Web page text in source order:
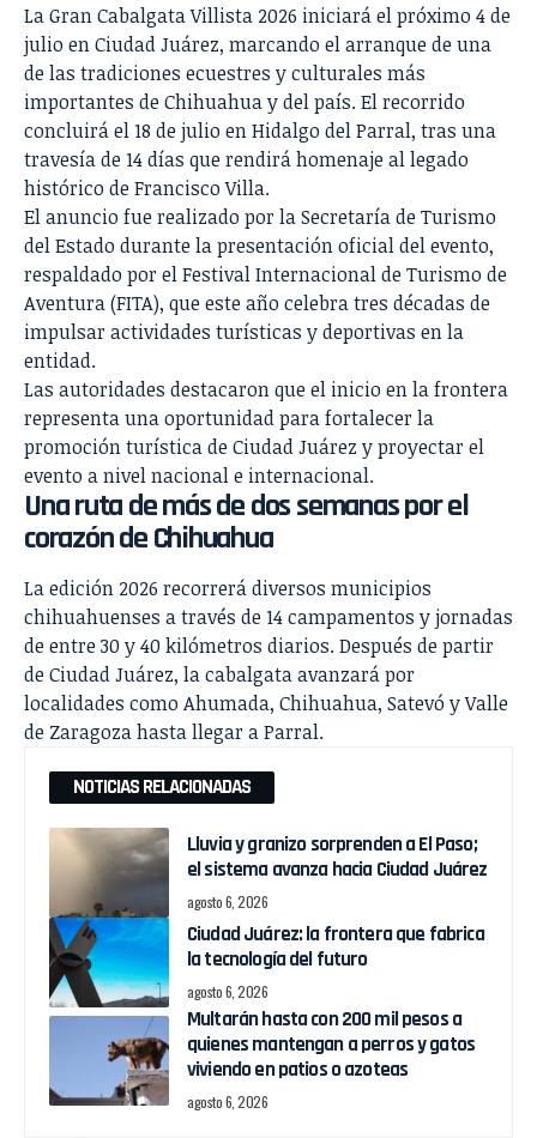
La Gran Cabalgata Villista 2026 iniciará el próximo 4 de
julio en Ciudad Juárez, marcando el arranque de una
de las tradiciones ecuestres y culturales más
importantes de Chihuahua y del país. El recorrido
concluirá el 18 de julio en Hidalgo del Parral, tras una
travesía de 14 días que rendirá homenaje al legado
histórico de Francisco Villa.
El anuncio fue realizado por la Secretaría de Turismo
del Estado durante la presentación oficial del evento,
respaldado por elFestival Internacional de Turismo de
Aventura (FITA), que este año celebra tres décadas de
impulsar actividades turísticas y deportivas en la
entidad.
Las autoridades destacaron que el inicio en la frontera
representa una oportunidad para fortalecer la
promoción turística de Ciudad Juárez y proyectar el
evento a nivel nacional e internacional.
Una ruta de más de dos semanas por el
corazón de Chihuahua
La edición 2026 recorrerá diversos municipios
chihuahuenses a través de 14 campamentos y jornadas
de entre 30 y 40 kilómetros diarios. Después de partir
de Ciudad Juárez, la cabalgata avanzará por
localidades como Ahumada, Chihuahua, Satevó y Valle
de Zaragoza hasta llegar a Parral.
NOTICIAS RELACIONADAS
Lluvia y granizo sorprenden a El Paso;
el sistema avanza hacia Ciudad Juárez
agosto 6, 2026
Ciudad Juárez: la frontera que fabrica
la tecnología del futuro
agosto 6, 2026
Multarán hasta con 200 mil pesos a
quienes mantengan a perros y gatos
viviendo en patios o azoteas
agosto 6, 2026